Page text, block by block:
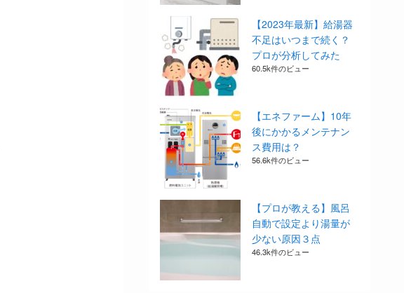
【2023年最新】給湯器
不足はいつまで続く？
プロが分析してみた
60.5k件のビュー
【エネファーム】10年
後にかかるメンテナン
ス費用は？
56.6k件のビュー
【プロが教える】風呂
自動で設定より湯量が
少ない原因３点
46.3k件のビュー